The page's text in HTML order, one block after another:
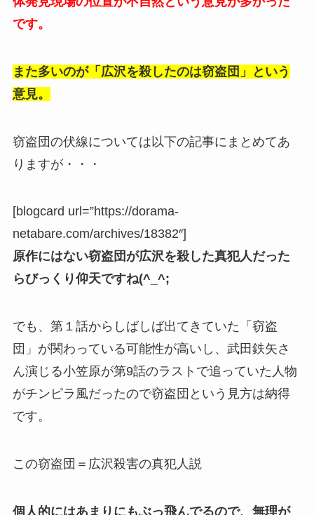
です。
また多いのが「広沢を殺したのは窃盗団」という
意見。
窃盗団の伏線については以下の記事にまとめてあ
りますが・・・
[blogcard url=”https://dorama-
netabare.com/archives/18382″]
原作にはない窃盗団が広沢を殺した真犯人だった
らびっくり仰天ですね(^_^;
でも、第１話からしばしば出てきていた「窃盗
団」が関わっている可能性が高いし、武田鉄矢さ
ん演じる小笠原が第9話のラストで追っていた人物
がチンピラ風だったので窃盗団という見方は納得
です。
この窃盗団＝広沢殺害の真犯人説
個人的にはあまりにもぶっ飛んでるので、無理が